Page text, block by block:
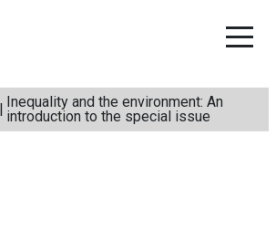
Inequality and the environment: An
introduction to the special issue